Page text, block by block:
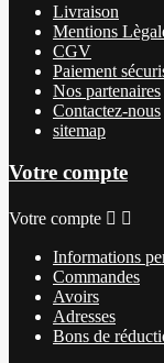
Livraison
Mentions
CGV
Paiement
Nos partenaires
Contactez-nous
sitemap
Votre compte
Votre compte  
Informations
Commandes
Avoirs
Adresses
Bons de